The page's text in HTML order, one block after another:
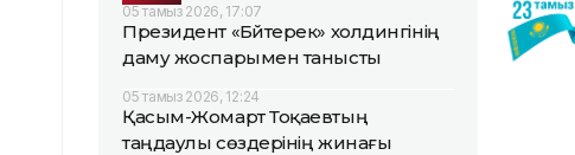
05 тамыз 2026, 17:07
Президент «Бәйтерек» холдингінің
даму жоспарымен танысты
05 тамыз 2026, 12:24
Қасым-Жомарт Тоқаевтың
таңдаулы сөздерінің жинағы